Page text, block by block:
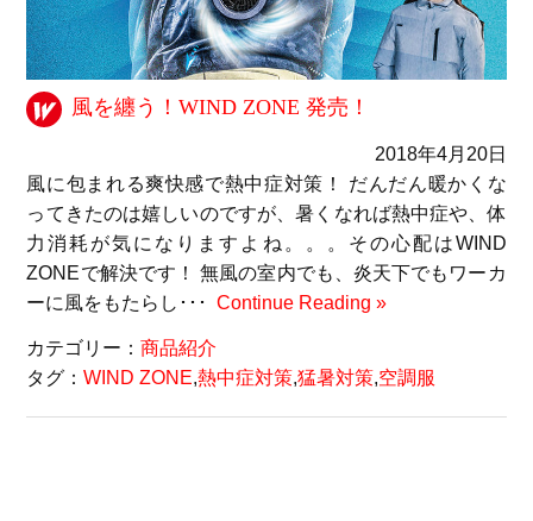
風を纏う！WIND ZONE 発売！
2018年4月20日
風に包まれる爽快感で熱中症対策！ だんだん暖かくな
ってきたのは嬉しいのですが、暑くなれば熱中症や、体
力消耗が気になりますよね。。。その心配はWIND
ZONEで解決です！ 無風の室内でも、炎天下でもワーカ
ーに風をもたらし･･･
Continue Reading »
カテゴリー：商品紹介
タグ：WIND ZONE,熱中症対策,猛暑対策,空調服